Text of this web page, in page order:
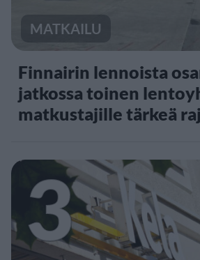
MATKAILU
Finnairin lennoista
jatkossa toinen
matkustajille tärkeä
3